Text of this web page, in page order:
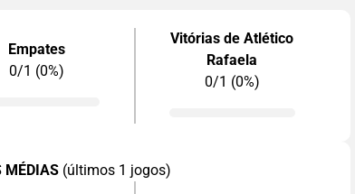
Empates
0/1 (0%)
Vitórias de Atlético
Rafaela
0/1 (0%)
MÉDIAS (últimos 1 jogos)